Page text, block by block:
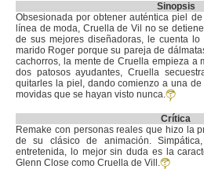
Sinopsis
Obsesionada por obtener auténtica piel
línea de moda, Cruella de Vil no se
de sus mejores diseñadoras, le cuenta
marido Roger porque su pareja de
cachorros, la mente de Cruella empieza a
dos patosos ayudantes, Cruella
quitarles la piel, dando comienzo a una
movidas que se hayan visto nunca.
Crítica
Remake con personas reales que hizo la
de su clásico de animación.
entretenida, lo mejor sin duda es la
Glenn Close como Cruella de Vill.